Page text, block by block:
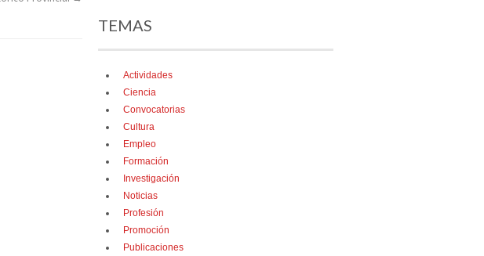
TEMAS
Actividades
Ciencia
Convocatorias
Cultura
Empleo
Formación
Investigación
Noticias
Profesión
Promoción
Publicaciones